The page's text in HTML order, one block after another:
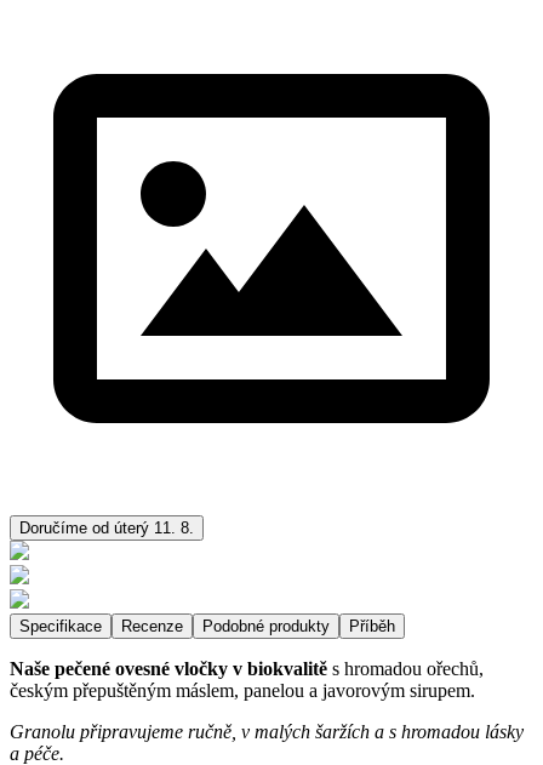
Doručíme od úterý 11. 8.
Specifikace Recenze Podobné produkty Příběh
Naše pečené ovesné vločky v biokvalitě s hromadou ořechů,
českým přepuštěným máslem, panelou a javorovým sirupem.
Granolu připravujeme ručně, v malých šaržích a s hromadou lásky
a péče.